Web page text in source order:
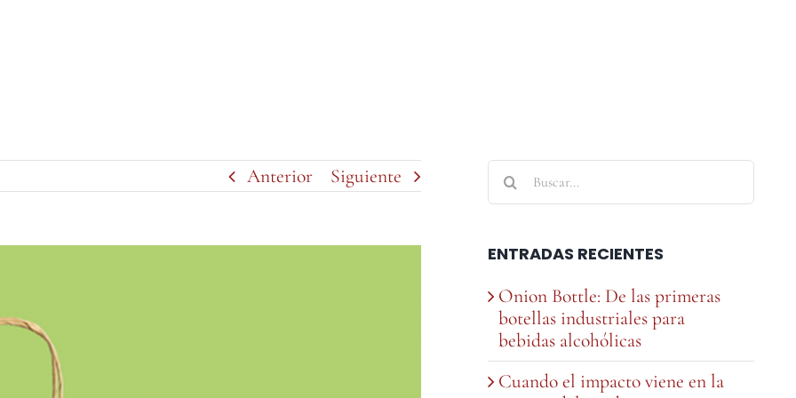
Anterior Siguiente Buscar:
ENTRADAS RECIENTES
Onion Bottle: De las primeras
botellas industriales para
bebidas alcohólicas
Cuando el impacto viene en la